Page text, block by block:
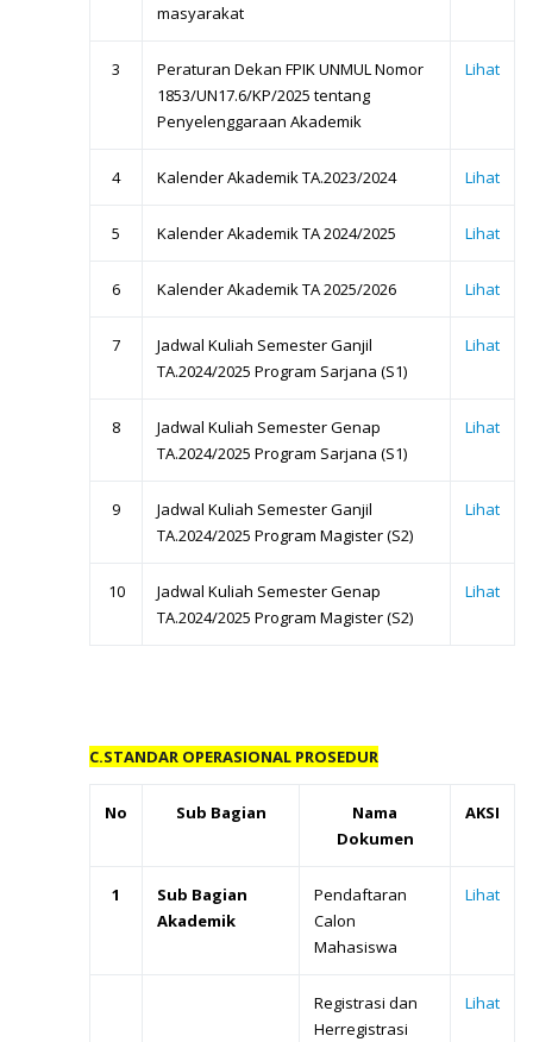
masyarakat
3
Peraturan Dekan FPIK UNMUL Nomor
1853/UN17.6/KP/2025 tentang
Penyelenggaraan Akademik
Lihat
4 Kalender Akademik TA.2023/2024 Lihat
5 Kalender Akademik TA 2024/2025 Lihat
6 Kalender Akademik TA 2025/2026 Lihat
7
Jadwal Kuliah Semester Ganjil
TA.2024/2025 Program Sarjana (S1)
Lihat
8
Jadwal Kuliah Semester Genap
TA.2024/2025 Program Sarjana (S1)
Lihat
9
Jadwal Kuliah Semester Ganjil
TA.2024/2025 Program Magister (S2)
Lihat
10
Jadwal Kuliah Semester Genap
TA.2024/2025 Program Magister (S2)
Lihat
C.STANDAR OPERASIONAL PROSEDUR
No Sub Bagian
Nama
Dokumen
AKSI
1
Sub Bagian
Akademik
Pendaftaran
Calon
Mahasiswa
Lihat
Registrasi dan
Herregistrasi
Lihat